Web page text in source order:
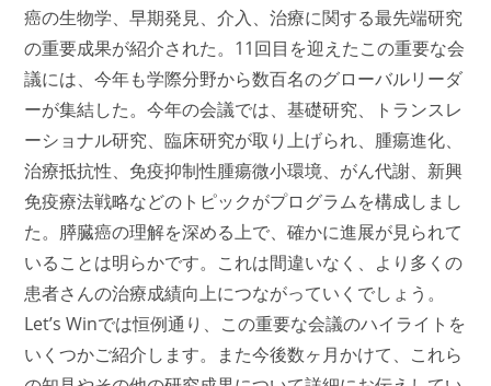
癌の生物学、早期発見、介入、治療に関する最先端研究
の重要成果が紹介された。11回目を迎えたこの重要な会
議には、今年も学際分野から数百名のグローバルリーダ
ーが集結した。今年の会議では、基礎研究、トランスレ
ーショナル研究、臨床研究が取り上げられ、腫瘍進化、
治療抵抗性、免疫抑制性腫瘍微小環境、がん代謝、新興
免疫療法戦略などのトピックがプログラムを構成しまし
た。膵臓癌の理解を深める上で、確かに進展が見られて
いることは明らかです。これは間違いなく、より多くの
患者さんの治療成績向上につながっていくでしょう。
Let’s Winでは恒例通り、この重要な会議のハイライトを
いくつかご紹介します。また今後数ヶ月かけて、これら